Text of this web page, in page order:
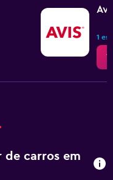
1
de carros em